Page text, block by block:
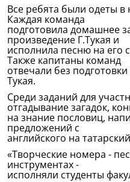
Все ребята были одеты
Каждая команда
подготовила домашнее
произведение Г.Тукая и
исполнила песню на его
Также капитаны команд
отвечали без
Тукая.
Среди заданий для
отгадывание загадок,
на знание пословиц,
предложений с
английского на
«Творческие номера -
инструментах -
исполняли студенты